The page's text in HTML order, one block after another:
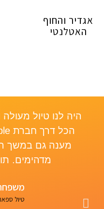
אגדיר והחוף
האטלנטי
היה לנו טיול
מענה גם במשך
מדהימים.
טיול